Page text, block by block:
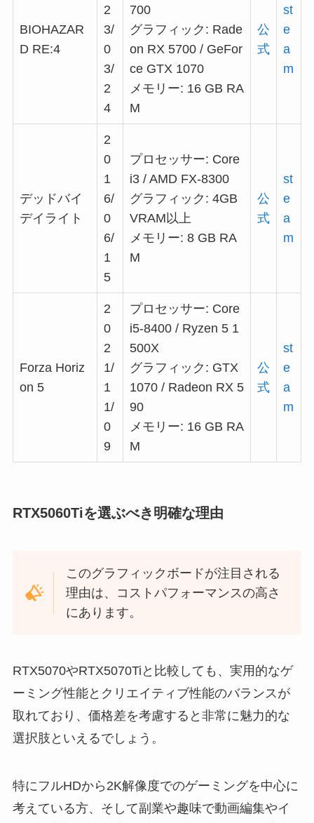
BIOHAZAR
D RE:4
2
3/
0
3/
2
4
700
グラフィック: Rade
on RX 5700 / GeFor
ce GTX 1070
メモリー: 16 GB RA
M
公
式
st
e
a
m
デッドバイ
デイライト
2
0
1
6/
0
6/
1
5
プロセッサー: Core
i3 / AMD FX-8300
グラフィック: 4GB
VRAM以上
メモリー: 8 GB RA
M
公
式
st
e
a
m
Forza Horiz
on 5
2
0
2
1/
1
1/
0
9
プロセッサー: Core
i5-8400 / Ryzen 5 1
500X
グラフィック: GTX
1070 / Radeon RX 5
90
メモリー: 16 GB RA
M
公
式
st
e
a
m
RTX5060Tiを選ぶべき明確な理由
このグラフィックボードが注目される
理由は、コストパフォーマンスの高さ
にあります。
RTX5070やRTX5070Tiと比較しても、実用的なゲ
ーミング性能とクリエイティブ性能のバランスが
取れており、価格差を考慮すると非常に魅力的な
選択肢といえるでしょう。
特にフルHDから2K解像度でのゲーミングを中心に
考えている方、そして副業や趣味で動画編集やイ